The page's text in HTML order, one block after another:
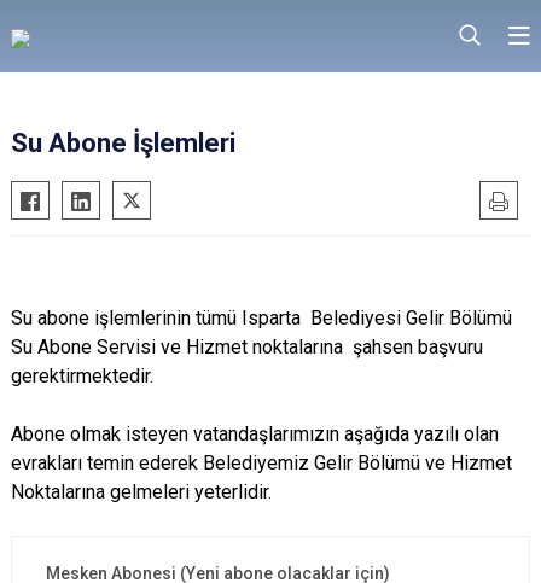
Su Abone İşlemleri
Su abone işlemlerinin tümü Isparta Belediyesi Gelir Bölümü
Su Abone Servisi ve Hizmet noktalarına şahsen başvuru
gerektirmektedir.
Abone olmak isteyen vatandaşlarımızın aşağıda yazılı olan
evrakları temin ederek Belediyemiz Gelir Bölümü ve Hizmet
Noktalarına gelmeleri yeterlidir.